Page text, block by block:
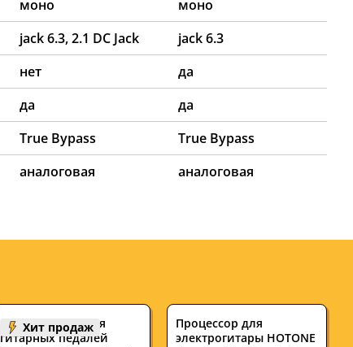
моно
моно
jack 6.3, 2.1 DC Jack
jack 6.3
нет
да
да
да
True Bypass
True Bypass
аналоговая аналоговая
Хит продаж
Блок питания для
гитарных педалей
Процессор для
электрогитары HOTONE